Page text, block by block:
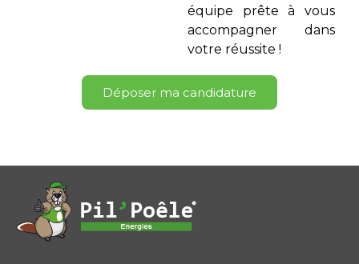
équipe prête à vous
accompagner dans
votre réussite !
Déposer ma candidature